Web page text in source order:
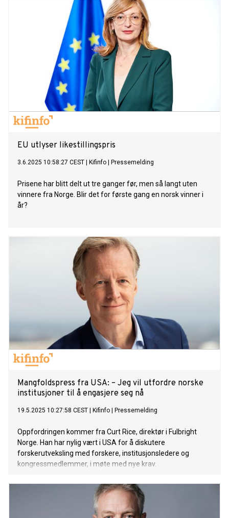
EU utlyser likestillingspris
3.6.2025 10:58:27 CEST Kifinfo Pressemelding
Prisene har blitt delt ut tre ganger før, men så langt uten
vinnere fra Norge. Blir det for første gang en norsk vinner i
år?
Mangfoldspress fra USA: – Jeg vil utfordre norske
institusjoner til å engasjere seg nå
19.5.2025 10:27:58 CEST Kifinfo Pressemelding
Oppfordringen kommer fra Curt Rice, direktør i Fulbright
Norge. Han har nylig vært i USA for å diskutere
forskerutveksling med forskere, institusjonsledere og
kongressmedlemmer, i møte med nye krav.